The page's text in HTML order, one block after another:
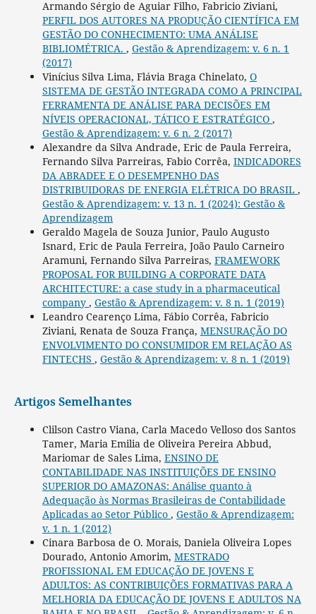
Armando Sérgio de Aguiar Filho, Fabricio Ziviani,
PERFIL DOS AUTORES NA PRODUÇÃO CIENTÍFICA EM
GESTÃO DO CONHECIMENTO: UMA ANÁLISE
BIBLIOMÉTRICA. , Gestão & Aprendizagem: v. 6 n. 1
(2017)
Vinícius Silva Lima, Flávia Braga Chinelato, O
SISTEMA DE GESTÃO INTEGRADA COMO A PRINCIPAL
FERRAMENTA DE ANÁLISE PARA DECISÕES EM
NÍVEIS OPERACIONAL, TÁTICO E ESTRATÉGICO ,
Gestão & Aprendizagem: v. 6 n. 2 (2017)
Alexandre da Silva Andrade, Eric de Paula Ferreira,
Fernando Silva Parreiras, Fabio Corrêa, INDICADORES
DA ABRADEE E O DESEMPENHO DAS
DISTRIBUIDORAS DE ENERGIA ELÉTRICA DO BRASIL ,
Gestão & Aprendizagem: v. 13 n. 1 (2024): Gestão &
Aprendizagem
Geraldo Magela de Souza Junior, Paulo Augusto
Isnard, Eric de Paula Ferreira, João Paulo Carneiro
Aramuni, Fernando Silva Parreiras, FRAMEWORK
PROPOSAL FOR BUILDING A CORPORATE DATA
ARCHITECTURE: a case study in a pharmaceutical
company , Gestão & Aprendizagem: v. 8 n. 1 (2019)
Leandro Cearenço Lima, Fábio Corrêa, Fabricio
Ziviani, Renata de Souza França, MENSURAÇÃO DO
ENVOLVIMENTO DO CONSUMIDOR EM RELAÇÃO AS
FINTECHS , Gestão & Aprendizagem: v. 8 n. 1 (2019)
Artigos Semelhantes
Clilson Castro Viana, Carla Macedo Velloso dos Santos
Tamer, Maria Emilia de Oliveira Pereira Abbud,
Mariomar de Sales Lima, ENSINO DE
CONTABILIDADE NAS INSTITUIÇÕES DE ENSINO
SUPERIOR DO AMAZONAS: Análise quanto à
Adequação às Normas Brasileiras de Contabilidade
Aplicadas ao Setor Público , Gestão & Aprendizagem:
v. 1 n. 1 (2012)
Cinara Barbosa de O. Morais, Daniela Oliveira Lopes
Dourado, Antonio Amorim, MESTRADO
PROFISSIONAL EM EDUCAÇÃO DE JOVENS E
ADULTOS: AS CONTRIBUIÇÕES FORMATIVAS PARA A
MELHORIA DA EDUCAÇÃO DE JOVENS E ADULTOS NA